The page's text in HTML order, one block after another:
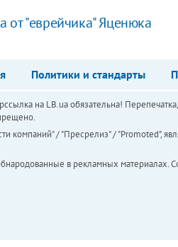
от "еврейчика" Яценюка
Политики и стандарты
на LB.ua обязательна!
компаний" / "Пресрелиз" / "Promoted",
в рекламных материалах.